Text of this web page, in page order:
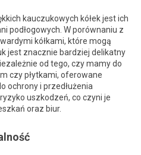
kauczukowych kółek jest ich
podłogowych. W porównaniu z
kółkami, które mogą
jest znacznie bardziej delikatny
od tego, czy mamy do
czy płytkami, oferowane
ochrony i przedłużenia
uszkodzeń, co czyni je
oraz biur.